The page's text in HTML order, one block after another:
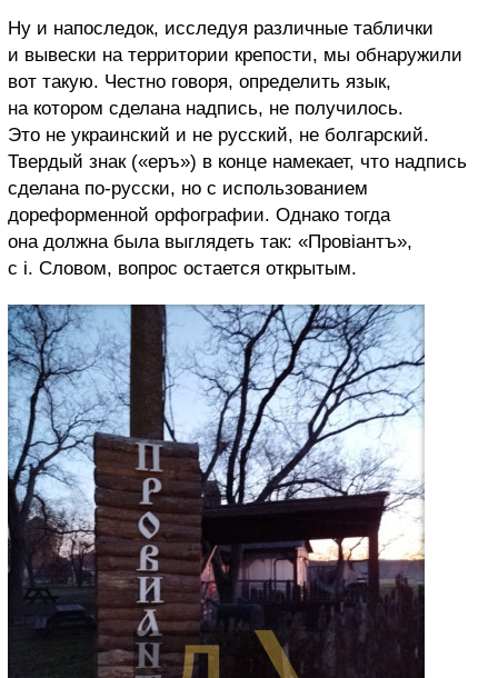
Ну и напоследок, исследуя различные таблички
и вывески на территории крепости, мы обнаружили
вот такую. Честно говоря, определить язык,
на котором сделана надпись, не получилось.
Это не украинский и не русский, не болгарский.
Твердый знак («еръ») в конце намекает, что надпись
сделана по-русски, но с использованием
дореформенной орфографии. Однако тогда
она должна была выглядеть так: «Провіантъ»,
с і. Словом, вопрос остается открытым.